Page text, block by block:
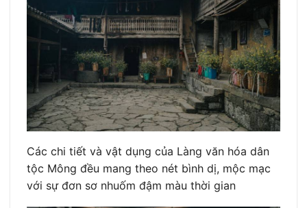
Các chi tiết và vật dụng của Làng văn hóa dân
tộc Mông đều mang theo nét bình dị, mộc mạc
với sự đơn sơ nhuốm đậm màu thời gian